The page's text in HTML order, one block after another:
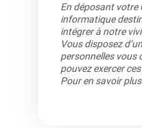
En déposant votre
informatique
intégrer à notre
Vous disposez
personnelles vous
pouvez exercer
Pour en savoir